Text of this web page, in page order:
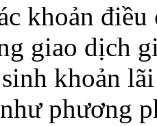
khoản
giao dịch
khoản
phương